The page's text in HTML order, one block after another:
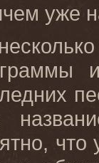
уже
что